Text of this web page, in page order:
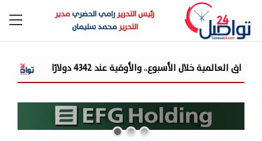
رئيس التحريررامي الحضريمدير
التحريرمحمد سليمان
شركة «Liberty Developments» تطلق أولى فعالياتها الترفيهية بمشروع «AT» في حفل ضخم للميجا ستار أحمد سع...